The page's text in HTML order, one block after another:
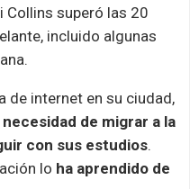
Collins superó las 20
incluido algunas
de internet en su ciudad,
necesidad de migrar a la
con sus estudios.
lo ha aprendido de